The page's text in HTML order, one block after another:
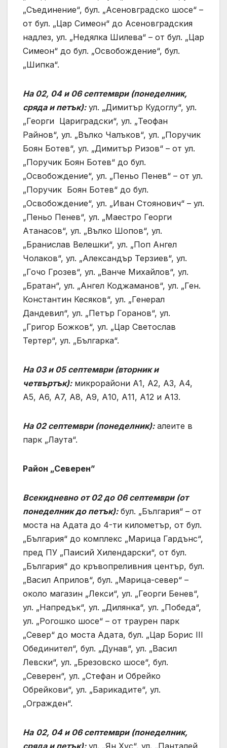
„Съединение“, бул. „Асеновградско шосе“ –
от бул. „Цар Симеон“ до Асеновградския
надлез, ул. „Недялка Шилева“ – от бул. „Цар
Симеон“ до бул. „Освобождение“, бул.
„Шипка“.
На 02, 04 и 06 септември (понеделник,
сряда и петък):ул. „Димитър Кудоглу“, ул.
„Георги Цариградски“, ул. „Теофан
Райнов“, ул. „Вълко Чалъков“, ул. „Поручик
Боян Ботев“, ул. „Димитър Ризов“ – от ул.
„Поручик Боян Ботев“ до бул.
„Освобождение“, ул. „Пеньо Пенев“ – от ул.
„Поручик Боян Ботев“ до бул.
„Освобождение“, ул. „Иван Стоянович“ – ул.
„Пеньо Пенев“, ул. „Маестро Георги
Атанасов“, ул. „Вълко Шопов“, ул.
„Бранислав Велешки“, ул. „Поп Ангел
Чолаков“, ул. „Александър Терзиев“, ул.
„Гочо Грозев“, ул. „Ванче Михайлов“, ул.
„Братан“, ул. „Ангел Коджаманов“, ул. „Ген.
Константин Кесяков“, ул. „Генерал
Дандевил“, ул. „Петър Горанов“, ул.
„Григор Божков“, ул. „Цар Светослав
Тертер“, ул. „Българка“.
На 03 и 05 септември (вторник и
четвъртък):микрорайони А1, А2, А3, А4,
А5, А6, А7, А8, А9, А10, А11, А12 и А13.
На 02 септември (понеделник):алеите в
парк „Лаута“.
Район „Северен”
Всекидневно от 02 до 06 септември (от
понеделник до петък):бул. „България“ – от
моста на Адата до 4-ти километър, от бул.
„България“ до комплекс „Марица Гардънс“,
пред ПУ „Паисий Хилендарски“, от бул.
„България“ до кръвопреливния център, бул.
„Васил Априлов“, бул. „Марица-север“ –
около магазин „Лекси“, ул. „Георги Бенев“,
ул. „Напредък“, ул. „Дилянка“, ул. „Победа“,
ул. „Рогошко шосе“ – от траурен парк
„Север“ до моста Адата, бул. „Цар Борис ІІІ
Обединител“, бул. „Дунав“, ул. „Васил
Левски“, ул. „Брезовско шосе“, бул.
„Северен“, ул. „Стефан и Обрейко
Обрейкови“, ул. „Барикадите“, ул.
„Огражден“.
На 02, 04 и 06 септември (понеделник,